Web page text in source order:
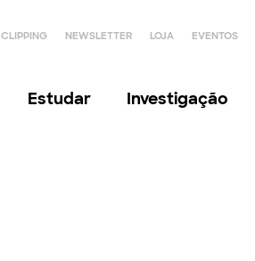
CLIPPING NEWSLETTER LOJA EVENTOS
Estudar Investigação